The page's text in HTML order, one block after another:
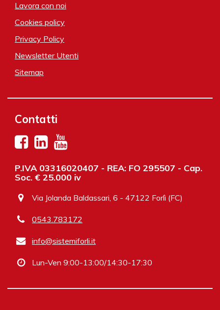
Lavora con noi
Cookies policy
Privacy Policy
Newsletter Utenti
Sitemap
Contatti
P.IVA 03316020407 - REA: FO 295507 - Cap.
Soc. € 25.000 iv
Via Jolanda Baldassari, 6 - 47122 Forlì (FC)
0543.783172
info@sistemiforli.it
Lun-Ven 9:00-13:00/14:30-17:30